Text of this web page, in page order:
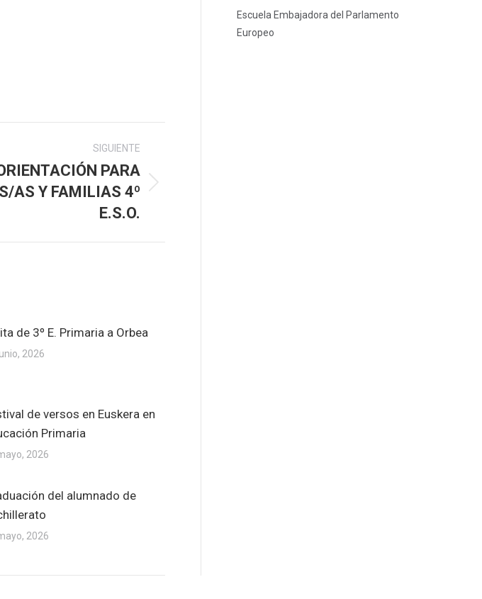
SIGUIENTE
PARA
AS Y FAMILIAS 4º
E.S.O.
de 3º E. Primaria a Orbea
2026
de versos en Euskera en
Primaria
2026
del alumnado de
2026
Escuela Embajadora del Parlamento
Europeo